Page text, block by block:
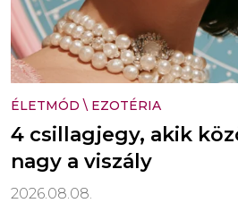
ÉLETMÓD \ EZOTÉRIA
4 csillagjegy, akik
nagy a viszály
2026.08.08.